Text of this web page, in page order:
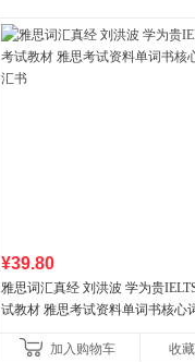
¥39.80
雅思词汇真经 刘洪波 学为贵
试教材 雅思考试资料单词书核心
加入购物车
收藏